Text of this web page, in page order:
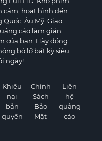
cảm, hoạt hình đến
Âu Mỹ. Giao
cáo làm gián
của bạn. Hãy đồng
bỏ lỡ bất kỳ siêu
ngày!
Khiếu
nại
bản
quyền
Chính
Sách
Bảo
Mật
Liên
hệ
quảng
cáo